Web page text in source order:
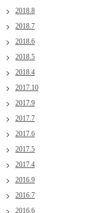
2018.8
2018.7
2018.6
2018.5
2018.4
2017.10
2017.9
2017.7
2017.6
2017.5
2017.4
2016.9
2016.7
2016.6